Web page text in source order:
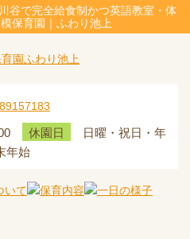
谷で完全給食制かつ英語教室・体
保育園｜ふわり池上
休園日
日曜・祝日・年
年始